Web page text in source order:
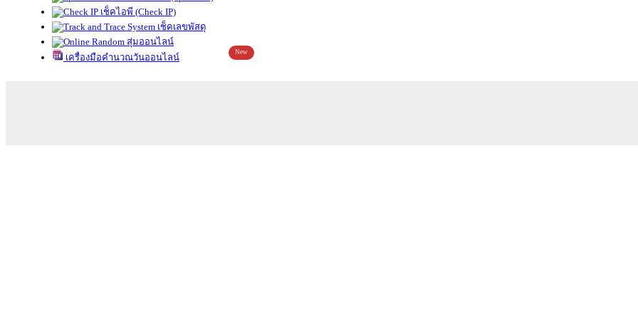
เช็คไอพี (Check IP)
เช็คเลขพัสดุ
สุ่มออนไลน์
เครื่องมือคำนวณวันออนไลน์
New